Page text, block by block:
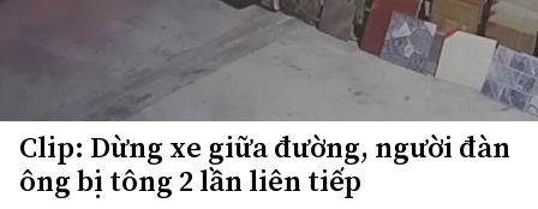
Clip: Dừng xe giữa đường, người đàn
ông bị tông 2 lần liên tiếp